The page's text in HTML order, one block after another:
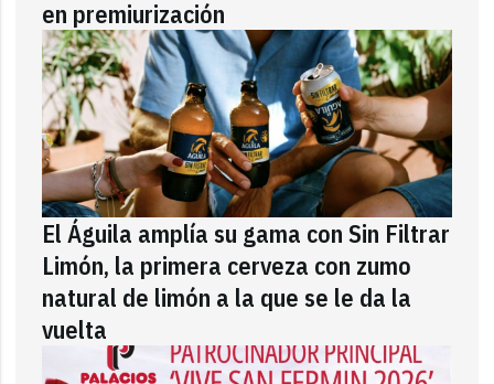
en premiurización
El Águila amplía su gama con Sin Filtrar
Limón, la primera cerveza con zumo
natural de limón a la que se le da la
vuelta